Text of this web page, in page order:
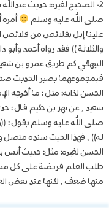
2- الصحيح لغيره: حديث
صلى الله عليه وسلم
علينا إبل بقلائص من قلائص
والثلاثة )) فقد رواه أحمد
البيهقي كم طريق عمرو بن
فبمجموعهما يصير الحديث
الحسن لذاته: مثل : ما أخرجه
سعيد , عن بهز بن حكيم قال :
صلى الله عليه وسلم يقول :
له)) , فهذا الحيث سنده متصل
الحسن لغيره: مثل: حديث
طلب العلم فريضة على كل
منها ضعف , لكنها عند بعض